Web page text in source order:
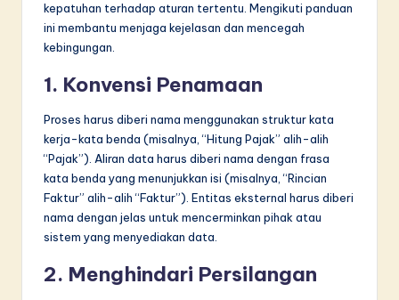
kepatuhan terhadap aturan tertentu. Mengikuti panduan
ini membantu menjaga kejelasan dan mencegah
kebingungan.
1. Konvensi Penamaan
Proses harus diberi nama menggunakan struktur kata
kerja-kata benda (misalnya, “Hitung Pajak” alih-alih
“Pajak”). Aliran data harus diberi nama dengan frasa
kata benda yang menunjukkan isi (misalnya, “Rincian
Faktur” alih-alih “Faktur”). Entitas eksternal harus diberi
nama dengan jelas untuk mencerminkan pihak atau
sistem yang menyediakan data.
2. Menghindari Persilangan